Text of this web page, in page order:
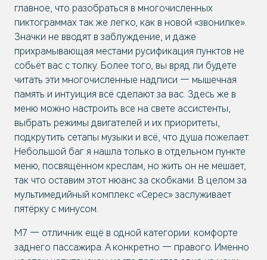
главное, что разобраться в многочисленных
пиктограммах так же легко, как в новой «звонилке».
Значки не вводят в заблуждение, и даже
прихрамывающая местами русификация пунктов не
собьёт вас с толку. Более того, вы вряд ли будете
читать эти многочисленные надписи — мышечная
память и интуиция всё сделают за вас. Здесь же в
меню можно настроить все на свете ассистенты,
выбрать режимы двигателей и их приоритеты,
подкрутить сетапы музыки и всё, что душа пожелает.
Небольшой баг я нашла только в отдельном пункте
меню, посвящённом креслам, но жить он не мешает,
так что оставим этот нюанс за скобками. В целом за
мультимедийный комплекс «Серес» заслуживает
пятёрку с минусом.
М7 — отличник ещё в одной категории: комфорте
заднего пассажира. А конкретно — правого. Именно